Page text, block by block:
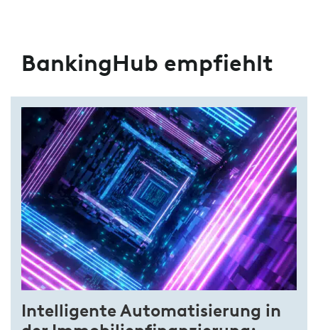
BankingHub empfiehlt
Intelligente Automatisierung in